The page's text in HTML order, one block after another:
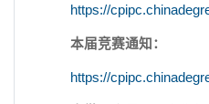
https://
本届竞赛通知：
https://